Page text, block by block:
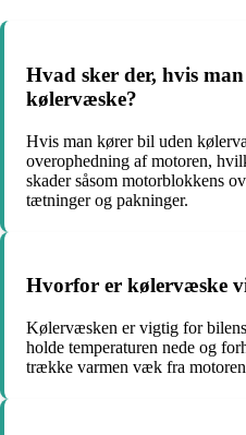
Hvad sker der, hvis
kølervæske?
Hvis man kører bil uden
overophedning af motoren,
skader såsom motorblokkens
tætninger og pakninger.
Hvorfor er kølervæske
Kølervæsken er vigtig for
holde temperaturen nede og
trække varmen væk fra